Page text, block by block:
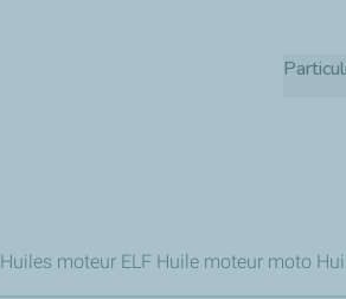
Huiles moteur ELF Huile moteur moto